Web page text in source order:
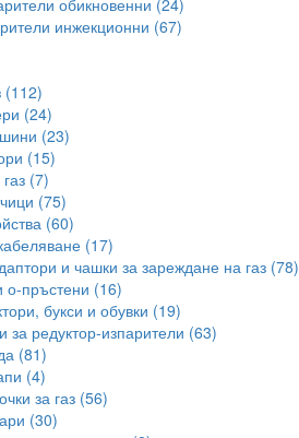
обикновенни (24)
инжекционни (67)
(112)
(24)
(23)
(15)
(7)
(75)
(60)
(17)
и чашки за зареждане на газ (78)
о-пръстени (16)
букси и обувки (19)
за редуктор-изпарители (63)
(81)
(4)
за газ (56)
(30)